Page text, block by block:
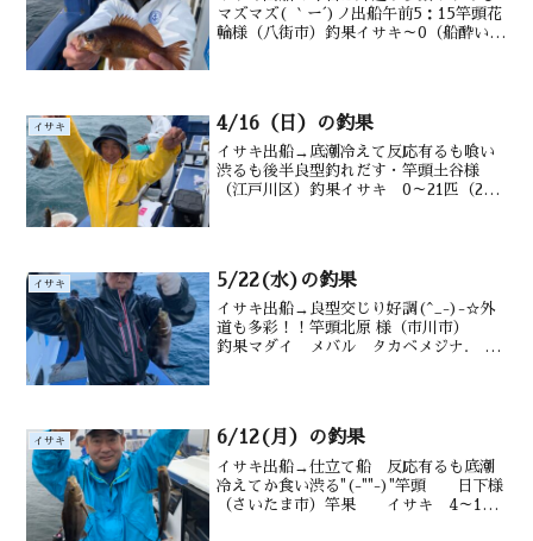
マズマズ( ｀ー´)ノ出船午前5：15竿頭花
輪様（八街市）釣果イサキ～0（船酔い）
イサキ 4/16（日）の釣果
イサキ出船→底潮冷えて反応有るも喰い
渋るも後半良型釣れだす・竿頭土谷様
（江戸川区）釣果イサキ 0～21匹（20
イサキ 5/22(水)の釣果
イサキ出船→良型交じり好調(^_-)-☆外
道も多彩！！竿頭北原 様（市川市）
釣果マダイ メバル タカベメジナ. ウ
イサキ 6/12(月）の釣果
イサキ出船→仕立て船 反応有るも底潮
冷えてか食い渋る"(-""-)"竿頭 日下様
（さいたま市）竿果 イサキ 4～18